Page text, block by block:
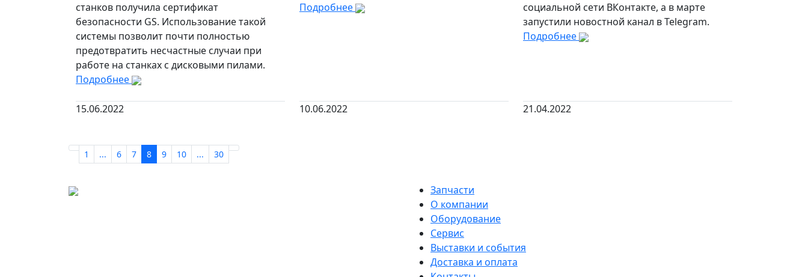
станков получила сертификат
безопасности GS. Использование такой
системы позволит почти полностью
предотвратить несчастные случаи при
работе на станках с дисковыми пилами.
Подробнее
15.06.2022
Подробнее
10.06.2022
социальной сети ВКонтакте, а в марте
запустили новостной канал в Telegram.
Подробнее
21.04.2022
1 ... 6 7 8 9 10 ... 30
Запчасти
О компании
Оборудование
Сервис
Выставки и события
Доставка и оплата